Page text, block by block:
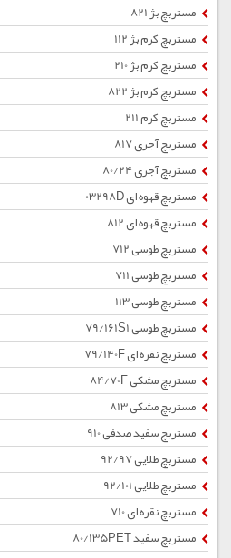
مستربچ بژ 821
مستربچ کرم بژ 112
مستربچ کرم بژ 210
مستربچ کرم بژ 822
مستربچ کرم 211
مستربچ آجری 817
مستربچ آجری 80/24
مستربچ قهوه ای 03298D
مستربچ قهوه ای 812
مستربچ طوسی 712
مستربچ طوسی 711
مستربچ طوسی 113
مستربچ طوسی 79/161S1
مستربچ نقره ای 79/140F
مستربچ مشکی 84/70F
مستربچ مشکی 813
مستربچ سفید صدفی 910
مستربچ طلایی 92/97
مستربچ طلایی 92/101
مستربچ نقره ای 710
مستربچ سفید 80/135PET